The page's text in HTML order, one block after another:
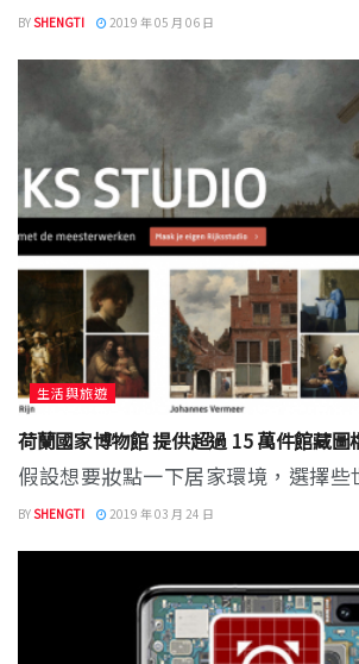
BYSHENGTI 2019 年 05 月 06 日
生活與旅遊
荷蘭國家博物館 提供超過 15 萬件館藏圖
假設想要妝點一下居家環境，選擇些
BYSHENGTI 2019 年 03 月 24 日